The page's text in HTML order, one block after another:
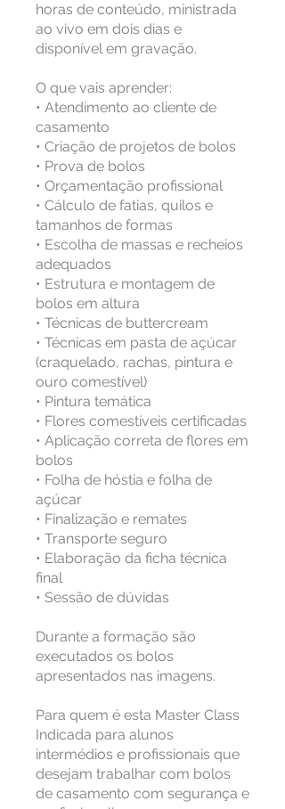
horas de conteúdo, ministrada
ao vivo em dois dias e
disponível em gravação.
O que vais aprender:
• Atendimento ao cliente de
casamento
• Criação de projetos de bolos
• Prova de bolos
• Orçamentação profissional
• Cálculo de fatias, quilos e
tamanhos de formas
• Escolha de massas e recheios
adequados
• Estrutura e montagem de
bolos em altura
• Técnicas de buttercream
• Técnicas em pasta de açúcar
(craquelado, rachas, pintura e
ouro comestível)
• Pintura temática
• Flores comestíveis certificadas
• Aplicação correta de flores em
bolos
• Folha de hóstia e folha de
açúcar
• Finalização e remates
• Transporte seguro
• Elaboração da ficha técnica
final
• Sessão de dúvidas
Durante a formação são
executados os bolos
apresentados nas imagens.
Para quem é esta Master Class
Indicada para alunos
intermédios e profissionais que
desejam trabalhar com bolos
de casamento com segurança e